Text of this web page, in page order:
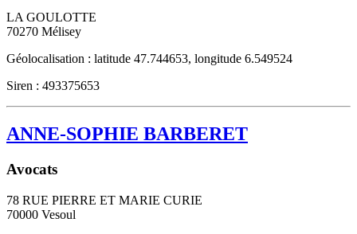
LA GOULOTTE
70270 Mélisey
Géolocalisation : latitude 47.744653, longitude 6.549524
Siren : 493375653
ANNE-SOPHIE BARBERET
Avocats
78 RUE PIERRE ET MARIE CURIE
70000 Vesoul